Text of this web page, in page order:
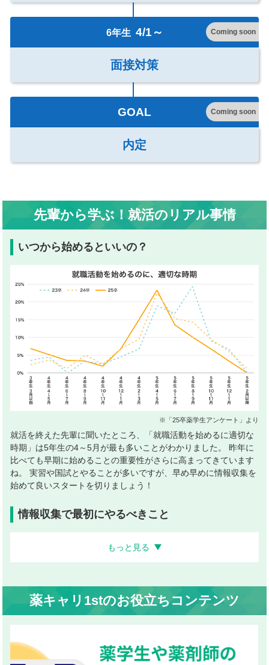
6年生 4/1～ Coming soon
面接対策
GOAL Coming soon
内定
先輩から学ぶ！就活のリアル事情
いつから始めるといいの？
※「25卒薬学生アンケート」より
就活を終えた先輩に聞いたところ、「就職活動を始めるに適切な
時期」は5年生の4～5月が最も多いことがわかりました。 昨年に
比べても早期に始めることの重要性がさらに高まってきています
ね。 実習や国試とやることが多いですが、早め早めに情報収集を
始めて良いスタートを切りましょう！
情報収集で最初にやるべきこと
もっと見る
薬キャリ1stのお役立ちコンテンツ